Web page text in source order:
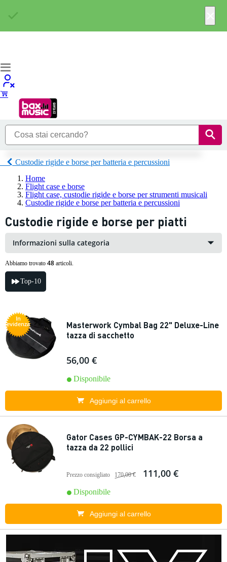
Custodie rigide e borse per batteria e percussioni
Home
Flight case e borse
Flight case, custodie rigide e borse per strumenti musicali
Custodie rigide e borse per batteria e percussioni
Custodie rigide e borse per piatti
Informazioni sulla categoria
Abbiamo trovato 48 articoli.
Top-10
In
evidenza
Masterwork Cymbal Bag 22" Deluxe-Line
tazza di sacchetto
56,00 €
Disponibile
Aggiungi al carrello
Gator Cases GP-CYMBAK-22 Borsa a
tazza da 22 pollici
Prezzo consigliato 170,00 € 111,00 €
Disponibile
Aggiungi al carrello